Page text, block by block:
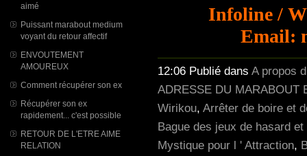
aimé
Puissant marabout medium
voyant du retour affectif
ENVOUTEMENT
AMOUREUX
Comment récupérer son ex
Récupérer son ex
rapidement... c'est possible
RETOUR DE L'ETRE AIME
RELATION
Infoline /
Email:
12:06 Publié dans A propos
ADRESSE DU MARABOUT
Wirikou, Arrêter de boire et
Bague des jeux de hasard et
Mystique pour l ' Attraction,